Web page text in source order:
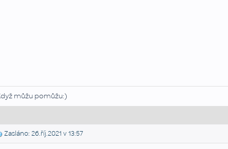
můžu pomůžu:)
Zasláno: 26.říj.2021 v 13:57